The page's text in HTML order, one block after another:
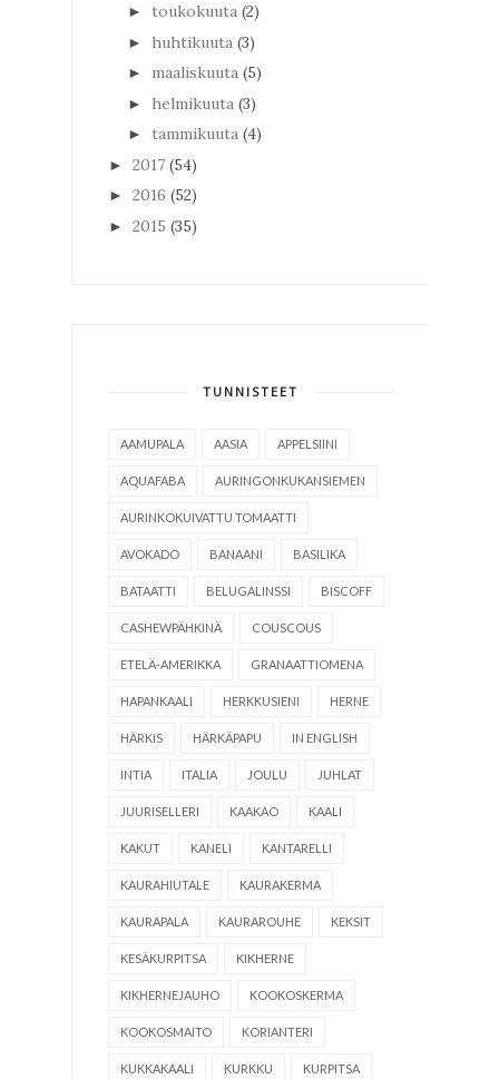
► toukokuuta (2)
► huhtikuuta (3)
► maaliskuuta (5)
► helmikuuta (3)
► tammikuuta (4)
► 2017 (54)
► 2016 (52)
► 2015 (35)
TUNNISTEET
AAMUPALA AASIA APPELSIINI
AQUAFABA AURINGONKUKANSIEMEN
AURINKOKUIVATTU TOMAATTI
AVOKADO BANAANI BASILIKA
BATAATTI BELUGALINSSI BISCOFF
CASHEWPÄHKINÄ COUSCOUS
ETELÄ-AMERIKKA GRANAATTIOMENA
HAPANKAALI HERKKUSIENI HERNE
HÄRKIS HÄRKÄPAPU IN ENGLISH
INTIA ITALIA JOULU JUHLAT
JUURISELLERI KAAKAO KAALI
KAKUT KANELI KANTARELLI
KAURAHIUTALE KAURAKERMA
KAURAPALA KAURAROUHE KEKSIT
KESÄKURPITSA KIKHERNE
KIKHERNEJAUHO KOOKOSKERMA
KOOKOSMAITO KORIANTERI
KUKKAKAALI KURKKU KURPITSA